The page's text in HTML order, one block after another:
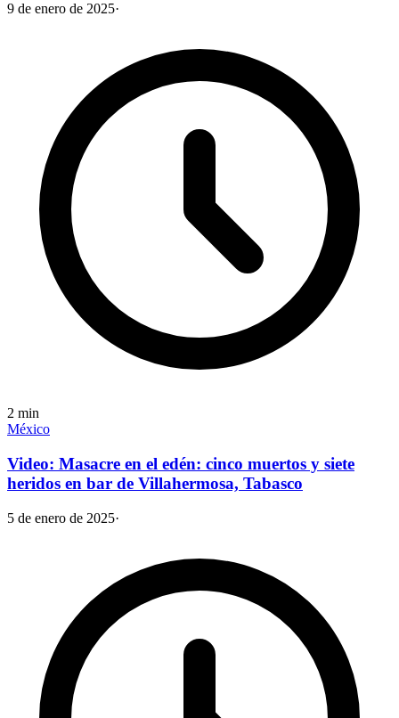
9 de enero de 2025·
2 min
México
Video: Masacre en el edén: cinco muertos y siete
heridos en bar de Villahermosa, Tabasco
5 de enero de 2025·